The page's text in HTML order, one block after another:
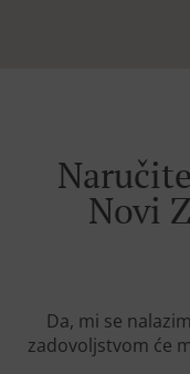
Novi
Da, mi se
zadovoljstvom će